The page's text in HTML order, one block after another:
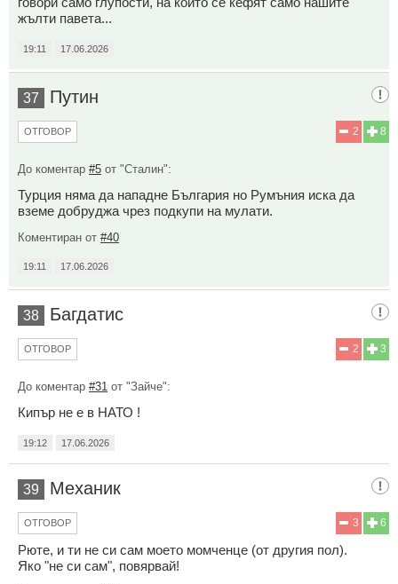
жълти павета...
19:11 17.06.2026
37 Путин
8
2
ОТГОВОР
До коментар #5 от "Сталин":
Турция няма да нападне България но Румъния иска да
вземе добруджа чрез подкупи на мулати.
Коментиран от #40
19:11 17.06.2026
38 Багдатис
3
2
ОТГОВОР
До коментар #31 от "Зайче":
Кипър не е в НАТО !
19:12 17.06.2026
39 Механик
6
3
ОТГОВОР
Рюте, и ти не си сам моето момченце (от другия пол).
Яко "не си сам", повярвай!